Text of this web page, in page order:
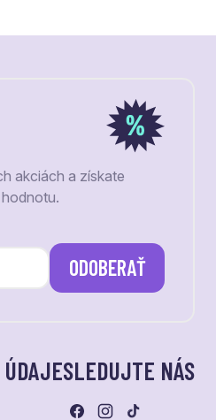
akciách a získate
ODOBERAŤ
SLEDUJTE NÁS